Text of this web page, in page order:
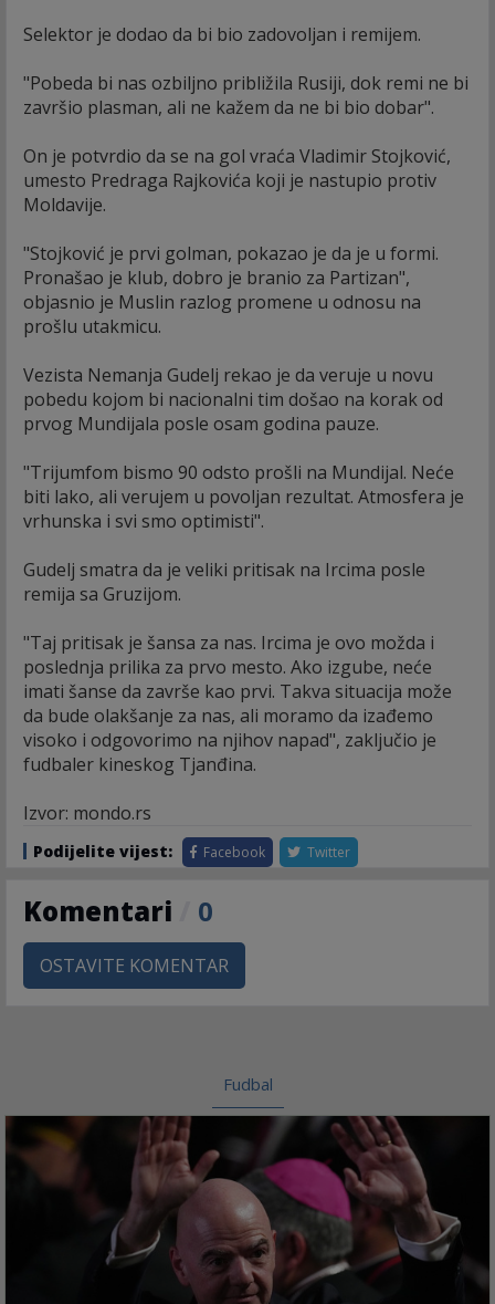
Selektor je dodao da bi bio zadovoljan i remijem.
"Pobeda bi nas ozbiljno približila Rusiji, dok remi ne bi
završio plasman, ali ne kažem da ne bi bio dobar".
On je potvrdio da se na gol vraća Vladimir Stojković,
umesto Predraga Rajkovića koji je nastupio protiv
Moldavije.
"Stojković je prvi golman, pokazao je da je u formi.
Pronašao je klub, dobro je branio za Partizan",
objasnio je Muslin razlog promene u odnosu na
prošlu utakmicu.
Vezista Nemanja Gudelj rekao je da veruje u novu
pobedu kojom bi nacionalni tim došao na korak od
prvog Mundijala posle osam godina pauze.
"Trijumfom bismo 90 odsto prošli na Mundijal. Neće
biti lako, ali verujem u povoljan rezultat. Atmosfera je
vrhunska i svi smo optimisti".
Gudelj smatra da je veliki pritisak na Ircima posle
remija sa Gruzijom.
"Taj pritisak je šansa za nas. Ircima je ovo možda i
poslednja prilika za prvo mesto. Ako izgube, neće
imati šanse da završe kao prvi. Takva situacija može
da bude olakšanje za nas, ali moramo da izađemo
visoko i odgovorimo na njihov napad", zaključio je
fudbaler kineskog Tjanđina.
Izvor: mondo.rs
Podijelite vijest: Facebook Twitter
Komentari 0
OSTAVITE KOMENTAR
Fudbal